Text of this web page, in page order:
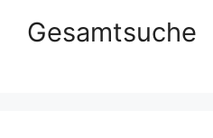
Gesamtsuche